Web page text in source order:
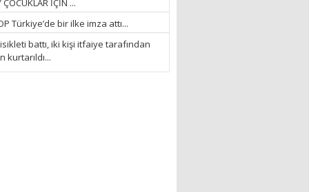
ÇOCUKLAR İÇİN ...
Türkiye’de bir ilke imza attı...
battı, iki kişi itfaiye tarafından
kurtarıldı...